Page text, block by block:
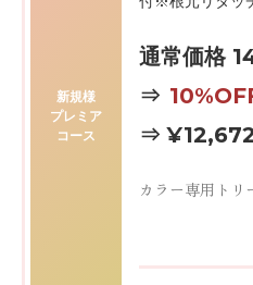
新規様
プレミア
コース
通常価格
⇒
⇒
カラー専用トリ